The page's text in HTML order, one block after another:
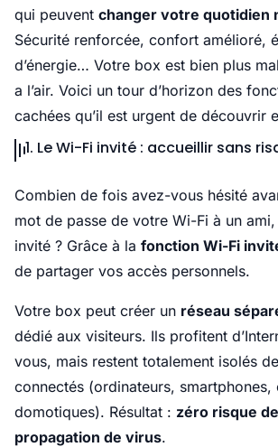
qui peuvent changer votre quotidien
Sécurité renforcée, confort amélioré,
d’énergie… Votre box est bien plus
a l’air. Voici un tour d’horizon des
cachées qu’il est urgent de découvrir
1. Le Wi-Fi invité : accueillir sans
Combien de fois avez-vous hésité
mot de passe de votre Wi-Fi à un
invité ? Grâce à la fonction Wi-Fi
de partager vos accès personnels.
Votre box peut créer un réseau
dédié aux visiteurs. Ils profitent
vous, mais restent totalement isolés
connectés (ordinateurs, smartphones,
domotiques). Résultat : zéro risque
propagation de virus.